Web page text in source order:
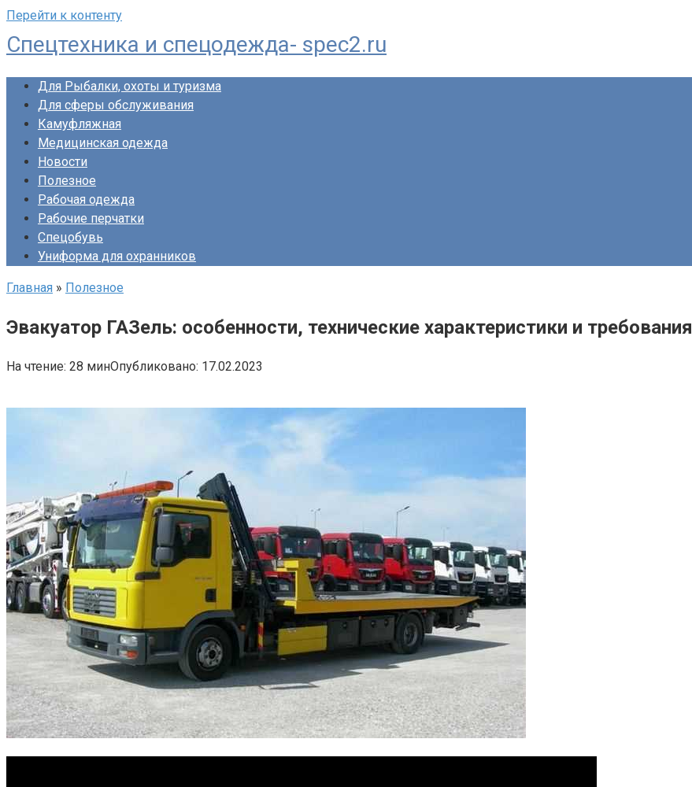
Перейти к контенту
Спецтехника и спецодежда- spec2.ru
Для Рыбалки, охоты и туризма
Для сферы обслуживания
Камуфляжная
Медицинская одежда
Новости
Полезное
Рабочая одежда
Рабочие перчатки
Спецобувь
Униформа для охранников
Главная » Полезное
Эвакуатор ГАЗель: особенности, технические характеристики и требования
На чтение: 28 минОпубликовано: 17.02.2023